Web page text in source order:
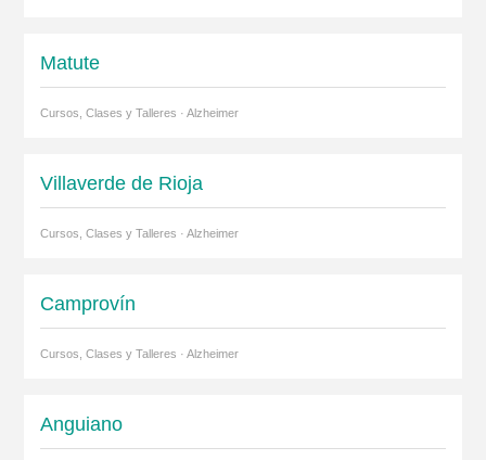
Matute
Cursos, Clases y Talleres · Alzheimer
Villaverde de Rioja
Cursos, Clases y Talleres · Alzheimer
Camprovín
Cursos, Clases y Talleres · Alzheimer
Anguiano